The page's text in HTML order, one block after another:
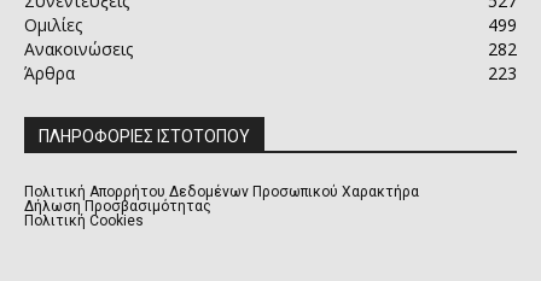
Ομιλίες
499
Ανακοινώσεις
282
Άρθρα
223
ΠΛΗΡΟΦΟΡΙΕΣ ΙΣΤΟΤΟΠΟΥ
Πολιτική Απορρήτου Δεδομένων Προσωπικού Χαρακτήρα
Δήλωση Προσβασιμότητας
Πολιτική Cookies